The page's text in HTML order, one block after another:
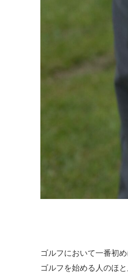
ゴルフにおいて一番初
ゴルフを始める人のほ